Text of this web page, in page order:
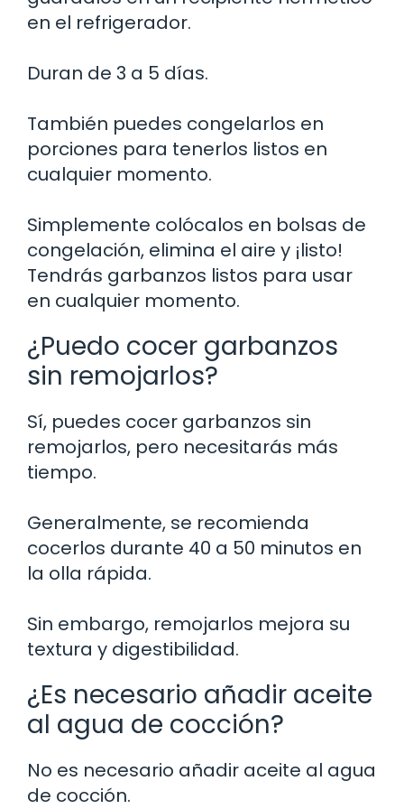
en el refrigerador.
Duran de 3 a 5 días.
También puedes congelarlos en
porciones para tenerlos listos en
cualquier momento.
Simplemente colócalos en bolsas de
congelación, elimina el aire y ¡listo!
Tendrás garbanzos listos para usar
en cualquier momento.
¿Puedo cocer garbanzos
sin remojarlos?
Sí, puedes cocer garbanzos sin
remojarlos, pero necesitarás más
tiempo.
Generalmente, se recomienda
cocerlos durante 40 a 50 minutos en
la olla rápida.
Sin embargo, remojarlos mejora su
textura y digestibilidad.
¿Es necesario añadir aceite
al agua de cocción?
No es necesario añadir aceite al agua
de cocción.